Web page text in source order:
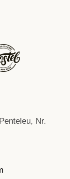
Nr.